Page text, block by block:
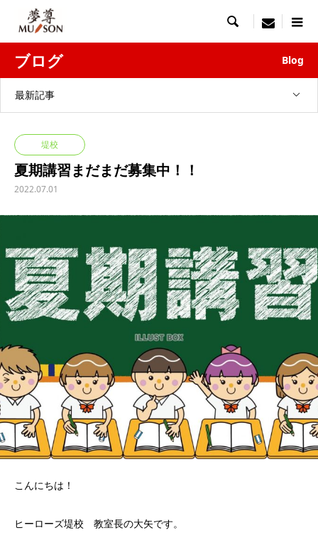
 menu
ブログ Blog
最新記事
堤校
夏期講習まだまだ募集中！！
2022.07.01
こんにちは！
ヒーローズ堤校 教室長の大矢です。